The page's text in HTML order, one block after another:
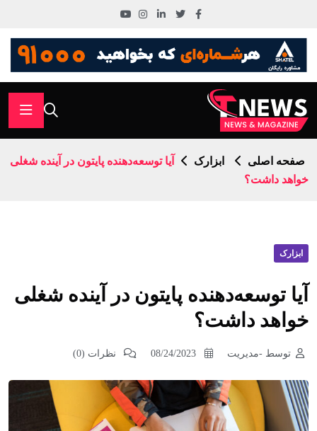
صفحه اصلی ابزارک
آیا توسعه‌دهنده پایتون در آینده شغلی
خواهد داشت؟
ابزارک
آیا توسعه‌دهنده پایتون در آینده شغلی
خواهد داشت؟
توسط -مدیریت 08/24/2023 نظرات (0)